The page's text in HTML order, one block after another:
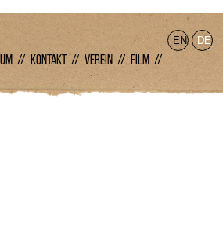
FILM //
VEREIN //
KONTAKT //
//
DE
EN